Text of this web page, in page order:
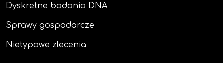
Dyskretne badania DNA
Sprawy gospodarcze
Nietypowe zlecenia